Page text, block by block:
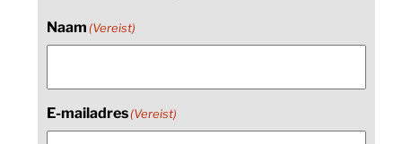
Naam (Vereist)
E-mailadres(Vereist)